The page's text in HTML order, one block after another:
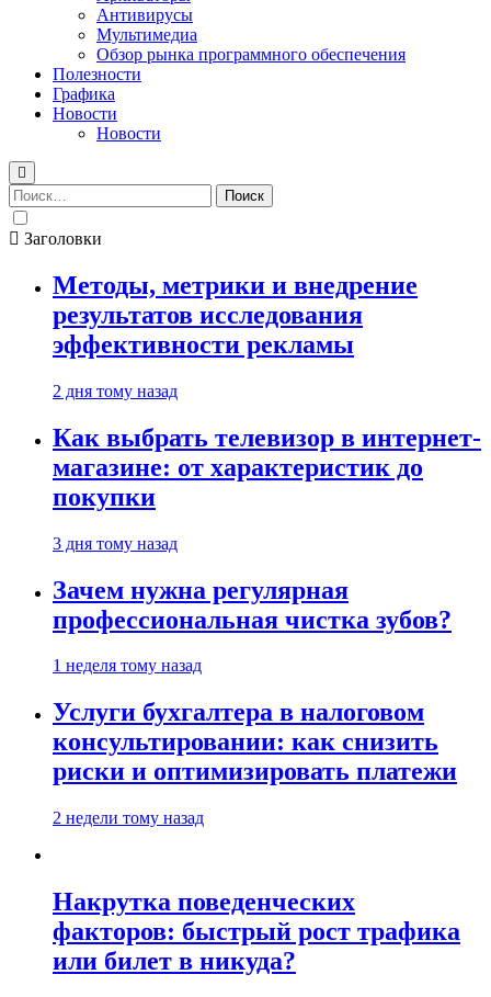
Антивирусы
Мультимедиа
Обзор рынка программного обеспечения
Полезности
Графика
Новости
Новости
Найти:
Заголовки
Методы, метрики и внедрение
результатов исследования
эффективности рекламы
2 дня тому назад
Как выбрать телевизор в интернет-
магазине: от характеристик до
покупки
3 дня тому назад
Зачем нужна регулярная
профессиональная чистка зубов?
1 неделя тому назад
Услуги бухгалтера в налоговом
консультировании: как снизить
риски и оптимизировать платежи
2 недели тому назад
Накрутка поведенческих
факторов: быстрый рост трафика
или билет в никуда?